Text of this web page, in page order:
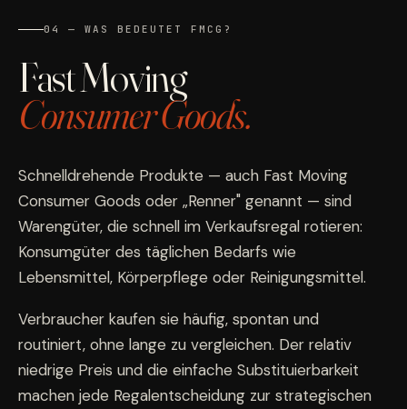
04 — WAS BEDEUTET FMCG?
Fast Moving
Consumer Goods.
Schnelldrehende Produkte — auch Fast Moving
Consumer Goods oder „Renner" genannt — sind
Warengüter, die schnell im Verkaufsregal rotieren:
Konsumgüter des täglichen Bedarfs wie
Lebensmittel, Körperpflege oder Reinigungsmittel.
Verbraucher kaufen sie häufig, spontan und
routiniert, ohne lange zu vergleichen. Der relativ
niedrige Preis und die einfache Substituierbarkeit
machen jede Regalentscheidung zur strategischen